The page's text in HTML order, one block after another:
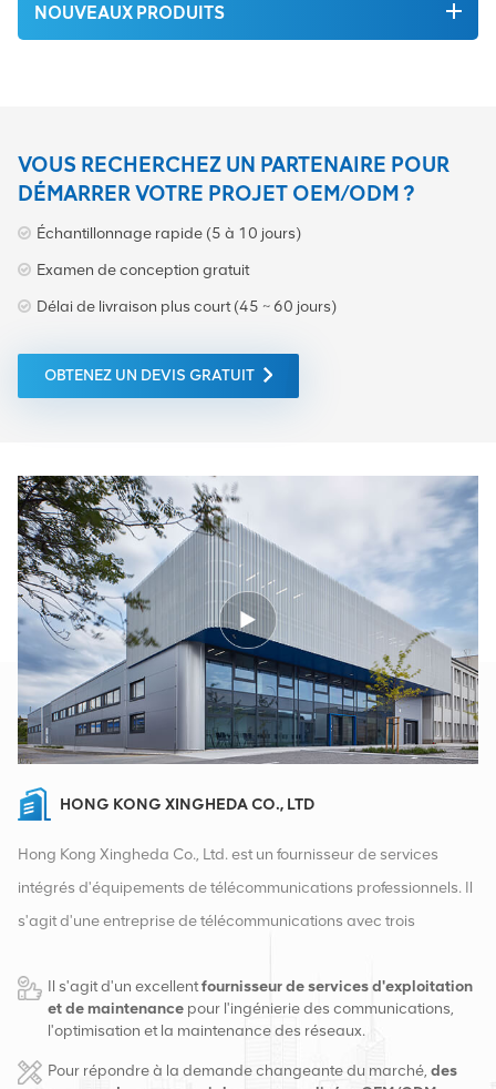
NOUVEAUX PRODUITS
VOUS RECHERCHEZ UN PARTENAIRE POUR
DÉMARRER VOTRE PROJET OEM/ODM ?
Échantillonnage rapide (5 à 10 jours)
Examen de conception gratuit
Délai de livraison plus court (45 ~ 60 jours)
OBTENEZ UN DEVIS GRATUIT
HONG KONG XINGHEDA CO., LTD
Hong Kong Xingheda Co., Ltd. est un fournisseur de services
intégrés d'équipements de télécommunications professionnels. Il
s'agit d'une entreprise de télécommunications avec trois
l'heure actuelle, l'entreprise dispose de deux entrepôts
intelligents et de centres de distribution d'usine à Changsha et à
Il s'agit d'un excellentfournisseur de services d'exploitation
et de maintenance pour l'ingénierie des communications,
l'optimisation et la maintenance des réseaux.
Pour répondre à la demande changeante du marché,des